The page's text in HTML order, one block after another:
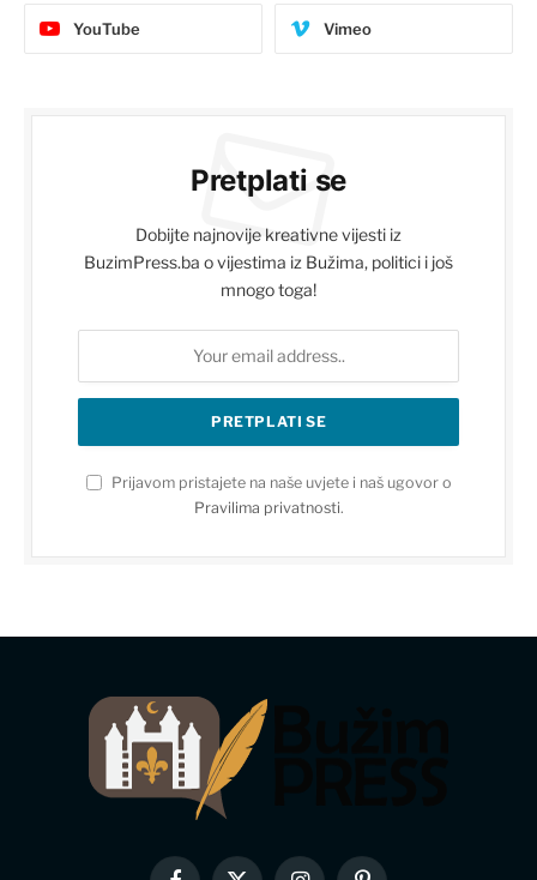
YouTube Vimeo
Pretplati se
Dobijte najnovije kreativne vijesti iz
BuzimPress.ba o vijestima iz Bužima, politici i još
mnogo toga!
Prijavom pristajete na naše uvjete i naš ugovor o
Pravilima privatnosti.